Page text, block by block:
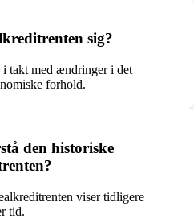
sig?
takt med ændringer i det
forhold.
den historiske
viser tidligere
tid.